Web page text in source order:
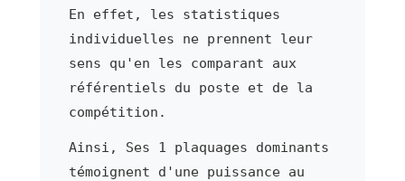
En effet, les statistiques
individuelles ne prennent leur
sens qu'en les comparant aux
référentiels du poste et de la
compétition.
Ainsi, Ses 1 plaquages dominants
témoignent d'une puissance au